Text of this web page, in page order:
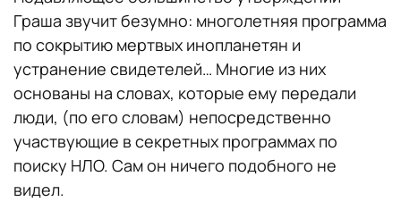
Граша звучит безумно: многолетняя программа
по сокрытию мертвых инопланетян и
устранение свидетелей… Многие из них
основаны на словах, которые ему передали
люди, (по его словам) непосредственно
участвующие в секретных программах по
поиску НЛО. Сам он ничего подобного не
видел.